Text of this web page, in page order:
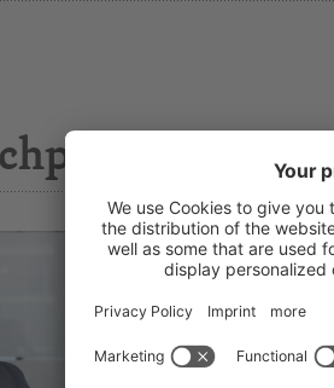
Andrea Pircher
Wirtschafts-,
Stabstelle
Sitz: Bozen